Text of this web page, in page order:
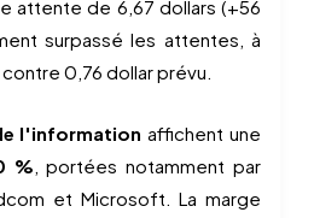
attente de 6,67 dollars (+56
surpassé les attentes, à
0,76 dollar prévu.
l'information affichent une
%, portées notamment par
et Microsoft. La marge